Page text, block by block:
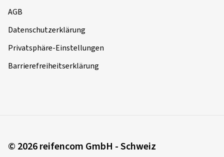
AGB
Datenschutzerklärung
Privatsphäre-Einstellungen
Barrierefreiheitserklärung
© 2026 reifencom GmbH - Schweiz